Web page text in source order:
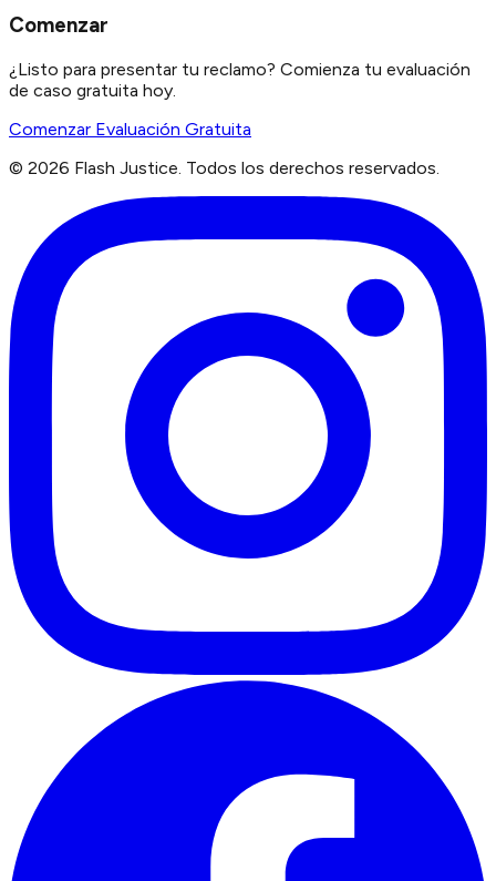
Comenzar
¿Listo para presentar tu reclamo? Comienza tu evaluación
de caso gratuita hoy.
Comenzar Evaluación Gratuita
© 2026 Flash Justice. Todos los derechos reservados.